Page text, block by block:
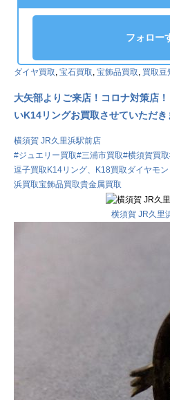
フォロー
ダイヤ買取, 宝石買取, 宝飾品買取, 買取豆
大矢部よりご来店！コロナ対策店
いK14リングお買取させていただ
横須賀 JR久里浜駅前店
#ジュエリー買取#三浦市買取#横須賀買取
逗子買取 K14リング、 K18買取ダイヤモ
浜買取宝飾品買取貴金属買取
横須賀 JR久里